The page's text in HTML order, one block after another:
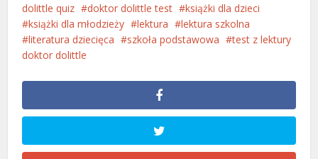
dolittle quiz
doktor dolittle test
książki dla dzieci
książki dla młodzieży
lektura
lektura szkolna
literatura dziecięca
szkoła podstawowa
test z lektury
doktor dolittle